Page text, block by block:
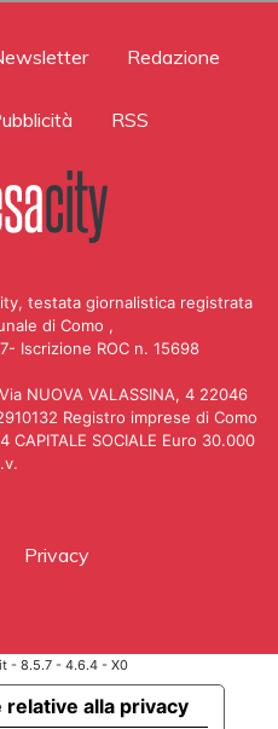
Redazione
RSS
testata giornalistica registrata
di Como ,
Iscrizione ROC n. 15698
NUOVA VALASSINA, 4 22046
Registro imprese di Como
SOCIALE Euro 30.000
Privacy
- 8.5.7 - 4.6.4 - X0
alla privacy